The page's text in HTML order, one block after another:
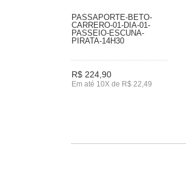
PASSAPORTE-BETO-
CARRERO-01-DIA-01-
PASSEIO-ESCUNA-
PIRATA-14H30
R$ 224,90
Em até 10X de R$ 22,49